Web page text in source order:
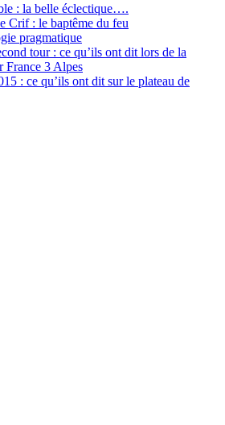
: la belle éclectique….
Crif : le baptême du feu
pragmatique
tour : ce qu’ils ont dit lors de la
France 3 Alpes
: ce qu’ils ont dit sur le plateau de